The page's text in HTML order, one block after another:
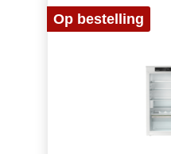
koelcircuits: 1Aantal
Op bestelling